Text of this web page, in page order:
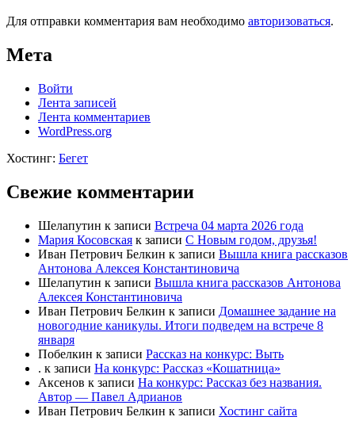
Для отправки комментария вам необходимо авторизоваться.
Мета
Войти
Лента записей
Лента комментариев
WordPress.org
Хостинг: Бегет
Свежие комментарии
Шелапутин к записи Встреча 04 марта 2026 года
Мария Косовская к записи С Новым годом, друзья!
Иван Петрович Белкин к записи Вышла книга рассказов
Антонова Алексея Константиновича
Шелапутин к записи Вышла книга рассказов Антонова
Алексея Константиновича
Иван Петрович Белкин к записи Домашнее задание на
новогодние каникулы. Итоги подведем на встрече 8
января
Побелкин к записи Рассказ на конкурс: Выть
. к записи На конкурс: Рассказ «Кошатница»
Аксенов к записи На конкурс: Рассказ без названия.
Автор — Павел Адрианов
Иван Петрович Белкин к записи Хостинг сайта